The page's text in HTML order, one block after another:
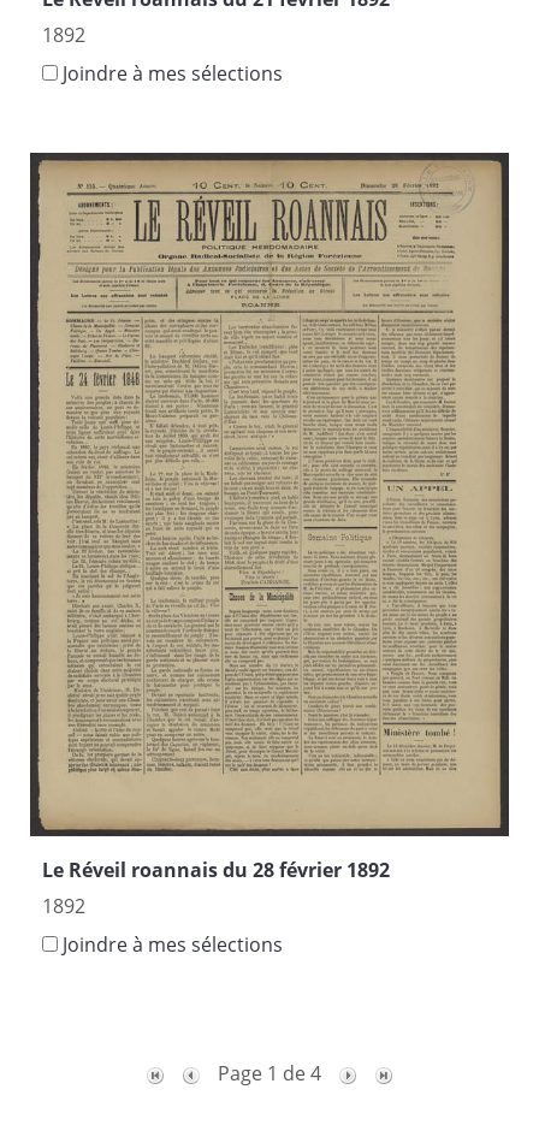
1892
Joindre à mes sélections
Le Réveil roannais du 28 février 1892
1892
Joindre à mes sélections
Page 1 de 4